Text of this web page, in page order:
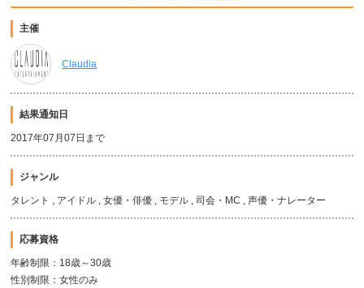
主催
Claudia
結果通知日
2017年07月07日まで
ジャンル
タレント , アイドル , 女優・俳優 , モデル , 司会・MC , 声優・ナレーター
応募資格
年齢制限：18歳～30歳
性別制限：女性のみ